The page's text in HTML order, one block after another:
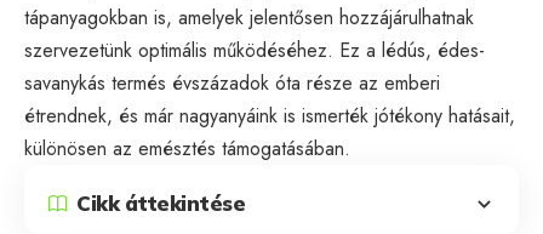
tápanyagokban is, amelyek jelentősen hozzájárulhatnak
szervezetünk optimális működéséhez. Ez a lédús, édes-
savanykás termés évszázadok óta része az emberi
étrendnek, és már nagyanyáink is ismerték jótékony hatásait,
különösen az emésztés támogatásában.
Cikk áttekintése